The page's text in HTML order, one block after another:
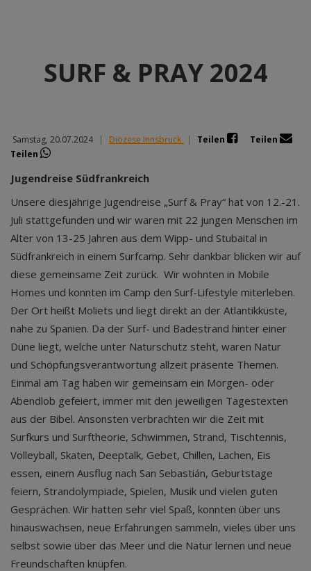
SURF & PRAY 2024
Samstag, 20.07.2024 | Diözese Innsbruck | Teilen
Teilen
Teilen
Jugendreise Südfrankreich
Unsere diesjährige Jugendreise „Surf & Pray“ hat von 12.-21.
Juli stattgefunden und wir waren mit 22 jungen Menschen im
Alter von 13-25 Jahren aus dem Wipp- und Stubaital in
Südfrankreich in einem Surfcamp. Sehr dankbar blicken wir auf
diese gemeinsame Zeit zurück. Wir wohnten in Mobile
Homes und konnten im Camp den Surf-Lifestyle miterleben.
Der Ort heißt Moliets und liegt direkt an der Atlantikküste,
nahe zu Spanien. Da der Surf- und Badestrand hinter einer
Düne liegt, welche unter Naturschutz steht, waren Natur
und Schöpfungsverantwortung allzeit präsente Themen.
Einmal am Tag haben wir gemeinsam ein Morgen- oder
Abendlob gefeiert, immer mit den jeweiligen Tagestexten
aus der Bibel. Ansonsten verbrachten wir die Zeit mit
Surfkurs und Surftheorie, Schwimmen, Strand, Tischtennis,
Volleyball, Skaten, Deeptalk, Gebet, Chillen, Lachen, Eis
essen, einem Ausflug nach San Sebastián, Geburtstage
feiern, Strandolympiade, Spielen, Musik und vielen guten
Gesprächen. Wir hatten sehr viel Spaß, konnten über uns
hinauswachsen, neue Erfahrungen sammeln, vieles über uns
selbst sowie über das Meer und die Natur lernen und neue
Freundschaften knüpfen.